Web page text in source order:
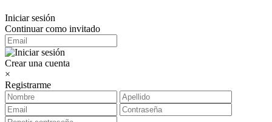
Iniciar sesión
Continuar como invitado
Crear una cuenta
×
Registrarme